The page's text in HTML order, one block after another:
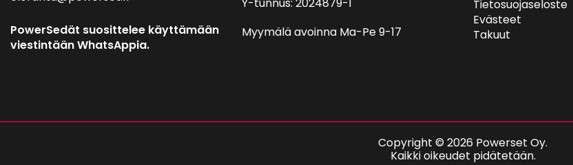
PowerSedät suosittelee käyttämään
viestintään WhatsAppia.
Myymälä avoinna Ma-Pe 9-17
Tietosuojaseloste
Evästeet
Takuut
Copyright © 2026 Powerset Oy.
Kaikki oikeudet pidätetään.